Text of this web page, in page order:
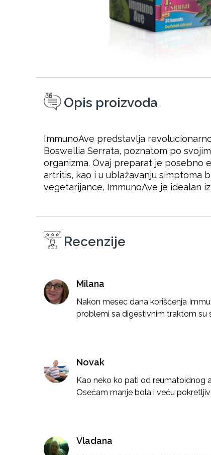
Opis proizvoda
ImmunoAve predstavlja
Boswellia Serrata, poznatom po
organizma. Ovaj preparat je posebno
artritis, kao i u ublažavanju simptoma
vegetarijance, ImmunoAve je idealan
Recenzije
Milana
Nakon mesec dana korišćenja
problemi sa digestivnim traktom su
Novak
Kao neko ko pati od reumatoidnog
Osećam manje bola i veću
Vladana